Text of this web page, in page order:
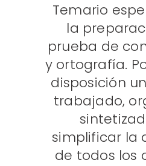
Temario
la
prueba de
y ortografía.
disposición
trabajado,
simplificar la
de todos los